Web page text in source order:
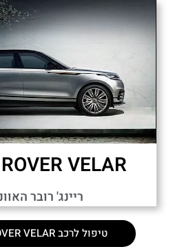
VELAR
ריינג' רובר
טיפול לרכב RANGE ROVER VELAR